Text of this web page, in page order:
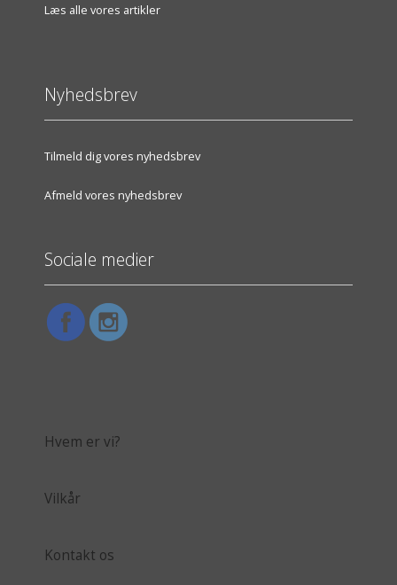
Læs alle vores artikler
Nyhedsbrev
Tilmeld dig vores nyhedsbrev
Afmeld vores nyhedsbrev
Sociale medier
Hvem er vi?
Vilkår
Kontakt os